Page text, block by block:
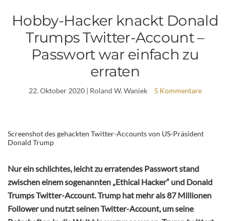
Hobby-Hacker knackt Donald
Trumps Twitter-Account –
Passwort war einfach zu
erraten
22. Oktober 2020| Roland W. Waniek 5 Kommentare
Screenshot des gehackten Twitter-Accounts von US-Präsident
Donald Trump
Nur ein schlichtes, leicht zu erratendes Passwort stand
zwischen einem sogenannten „Ethical Hacker“ und Donald
Trumps Twitter-Account. Trump hat mehr als 87 Millionen
Follower und nutzt seinen Twitter-Account, um seine